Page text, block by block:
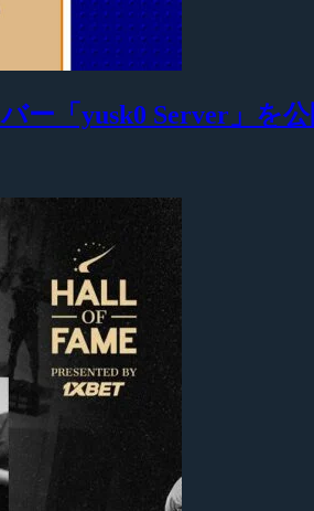
ー「yusk0 Server」を